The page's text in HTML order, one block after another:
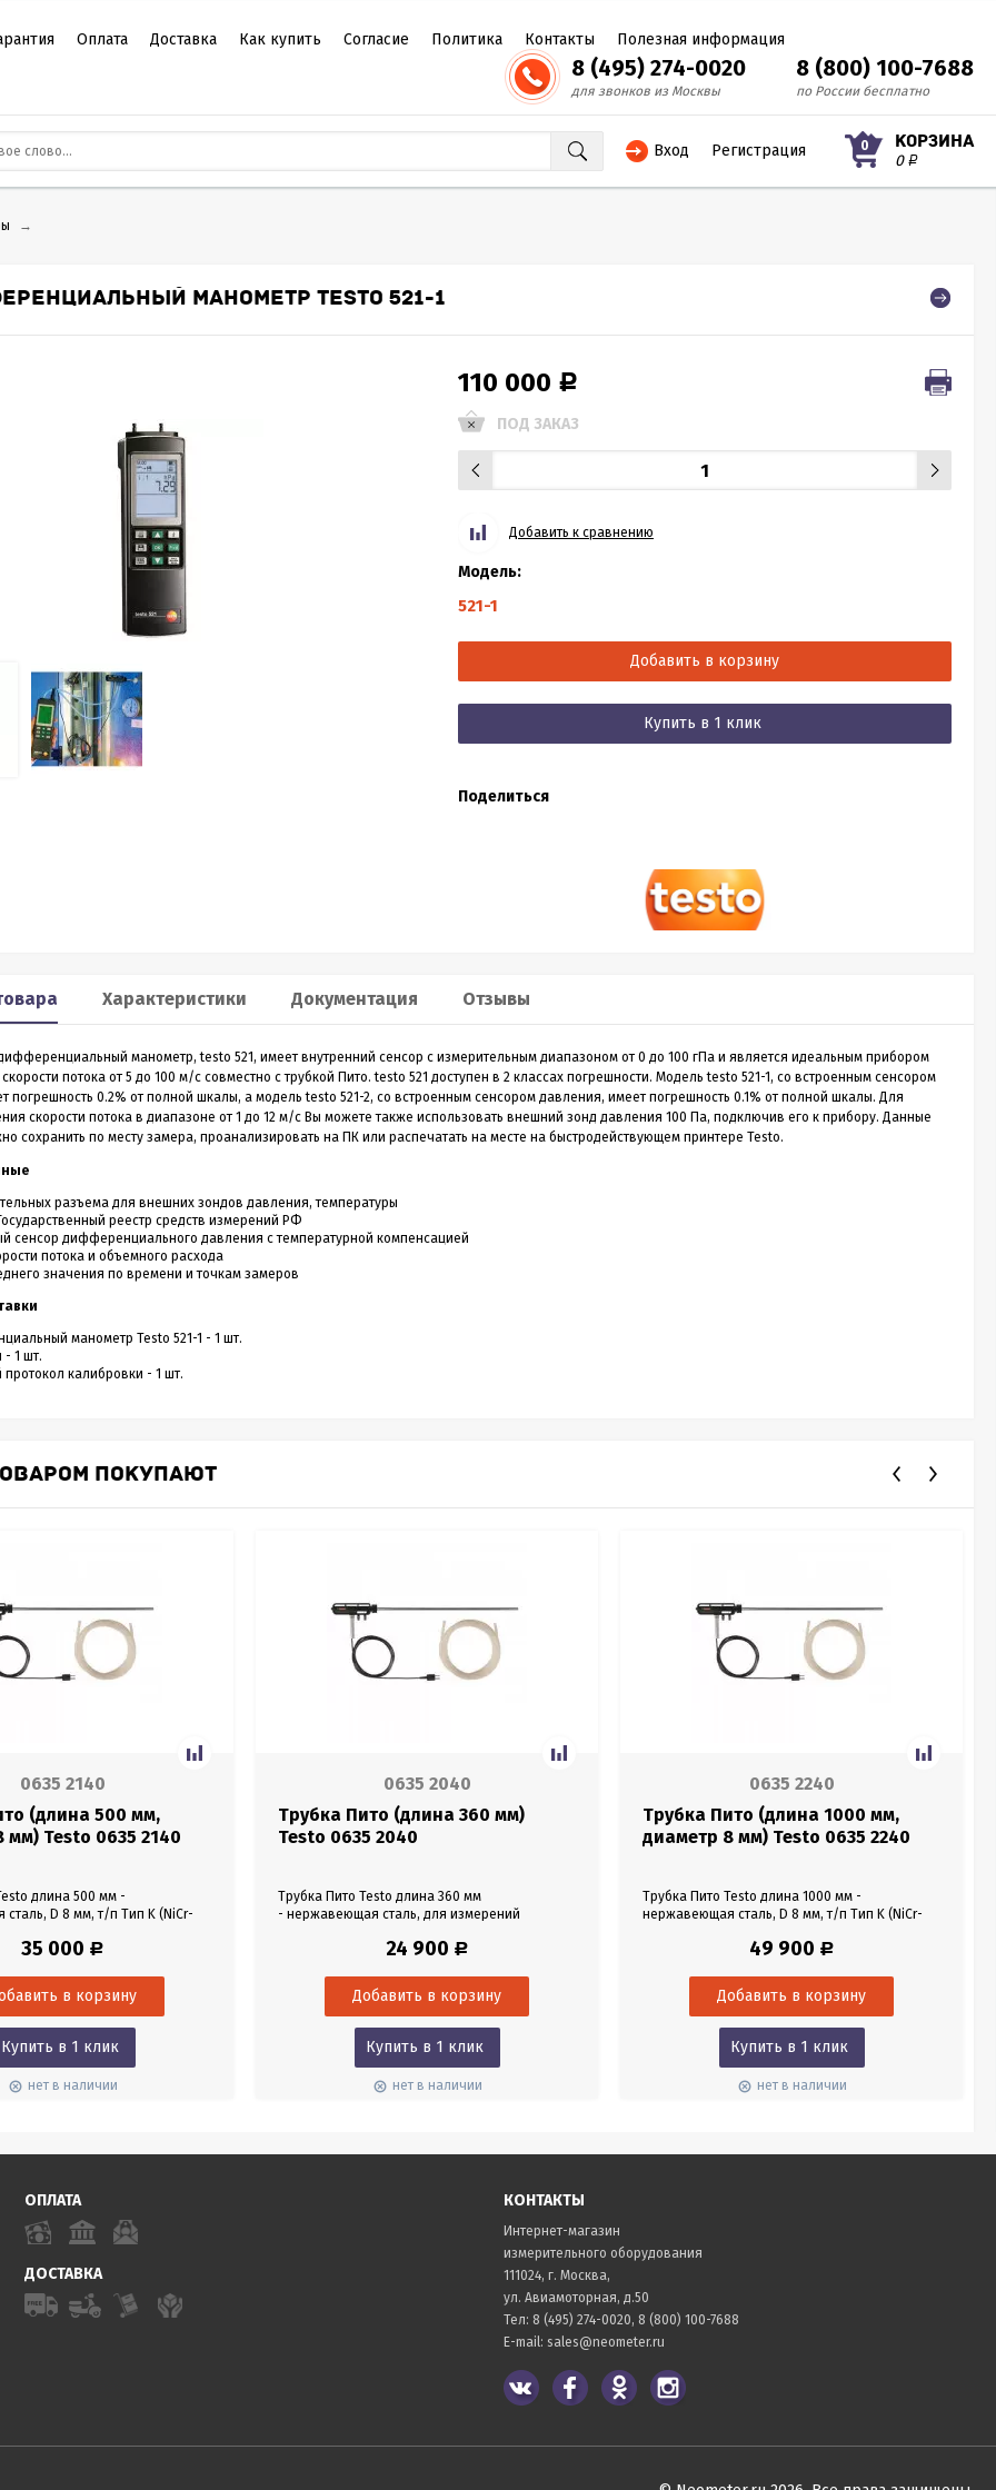
CONDTROL
60 – лазерный дальномер, в
корпусе.
на улице. Погрешность
1,5 мм
3 990Р
в 1 клик
в наличии
Лазерный дальномер 70 m
CONDTROL XP2
Лазерный дальномер CONDTROL XP2 – это
Новинка обладает дополнительным
функционалом - расширенный Пифагор,
измерение площади стен и функцией
всего одного замера позволяет вычислить
4 390
Лазерный дальномер CONDTROL
Sputnik 30
CONDTROL Sputnik 30 – сверхкомпактная
Оплата Доставка Как купить Согласие Политика Контакты Полезная информация
8 (495) 274-0020
для звонков из Москвы
8 (800) 100-7688
по России бесплатно
Вход Регистрация 0 КОРЗИНА
0 Р
→
МАНОМЕТР TESTO 521-1
110 000 Р
ПОД ЗАКАЗ
Добавить к сравнению
Модель:
521-1
Добавить в корзину
Купить в 1 клик
Поделиться
Характеристики Документация Отзывы
манометр, testo 521, имеет внутренний сенсор с измерительным диапазоном от 0 до 100 гПа и является идеальным прибором
потока от 5 до 100 м/с совместно с трубкой Пито. testo 521 доступен в 2 классах погрешности. Модель testo 521-1, со встроенным сенсором
погрешность 0.2% от полной шкалы, а модель testo 521-2, со встроенным сенсором давления, имеет погрешность 0.1% от полной шкалы. Для
скорости потока в диапазоне от 1 до 12 м/с Вы можете также использовать внешний зонд давления 100 Па, подключив его к прибору. Данные
сохранить по месту замера, проанализировать на ПК или распечатать на месте на быстродействующем принтере Testo.
разъема для внешних зондов давления, температуры
реестр средств измерений РФ
сенсор дифференциального давления с температурной компенсацией
потока и объемного расхода
значения по времени и точкам замеров
манометр Testo 521-1 - 1 шт.
- 1 шт.
протокол калибровки - 1 шт.
ПОКУПАЮТ
0635 2140
(длина 500 мм,
мм) Testo 0635 2140
длина 500 мм -
D 8 мм, т/п Тип K (NiCr-
(0638 1347, 0638 1447 и
35 000 Р
Купить в 1 клик
нет в наличии
0635 2040
Трубка Пито (длина 360 мм)
Testo 0635 2040
Трубка Пито Testo длина 360 мм
- нержавеющая сталь, для измерений
24 900 Р
Купить в 1 клик
нет в наличии
0635 2240
Трубка Пито (длина 1000 мм,
диаметр 8 мм) Testo 0635 2240
Трубка Пито Testo длина 1000 мм -
нержавеющая сталь, D 8 мм, т/п Тип K (NiCr-
для зондов давления (0638 1347, 0638 1447 и
49 900 Р
Купить в 1 клик
нет в наличии
ОПЛАТА
ДОСТАВКА
КОНТАКТЫ
Интернет-магазин
измерительного оборудования
111024, г. Москва,
ул. Авиамоторная, д.50
Тел: 8 (495) 274-0020, 8 (800) 100-7688
E-mail: sales@neometer.ru